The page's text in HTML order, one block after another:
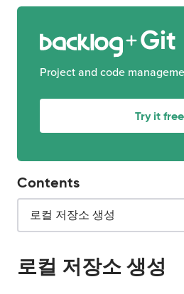
Git
Project and code
Try it free
로컬 저장소 생성
Contents
로컬 저장소 생성